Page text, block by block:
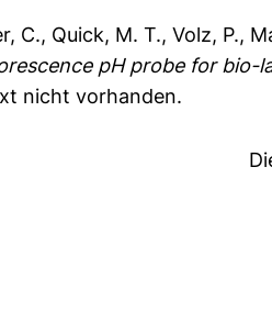
C., Quick, M. T., Volz, P.,
pH probe for bio-
nicht vorhanden.